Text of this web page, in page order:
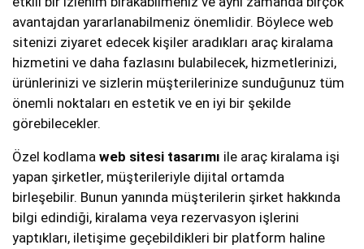
avantajdan yararlanabilmeniz önemlidir. Böylece web
sitenizi ziyaret edecek kişiler aradıkları araç kiralama
hizmetini ve daha fazlasını bulabilecek, hizmetlerinizi,
ürünlerinizi ve sizlerin müşterilerinize sunduğunuz tüm
önemli noktaları en estetik ve en iyi bir şekilde
görebilecekler.
Özel kodlama web sitesi tasarımı ile araç kiralama işi
yapan şirketler, müşterileriyle dijital ortamda
birleşebilir. Bunun yanında müşterilerin şirket hakkında
bilgi edindiği, kiralama veya rezervasyon işlerini
yaptıkları, iletişime geçebildikleri bir platform haline